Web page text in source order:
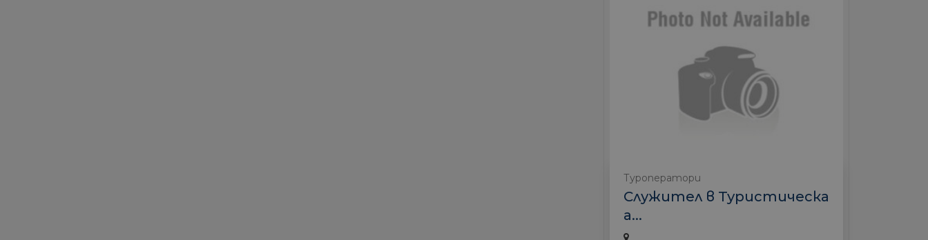
Туроператори
Служител в Туристическа
а...